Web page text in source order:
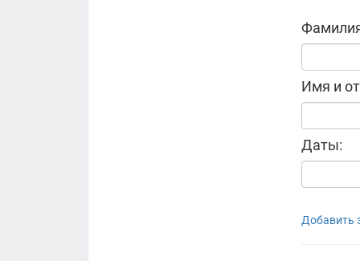
Имя и
Даты:
Добавить